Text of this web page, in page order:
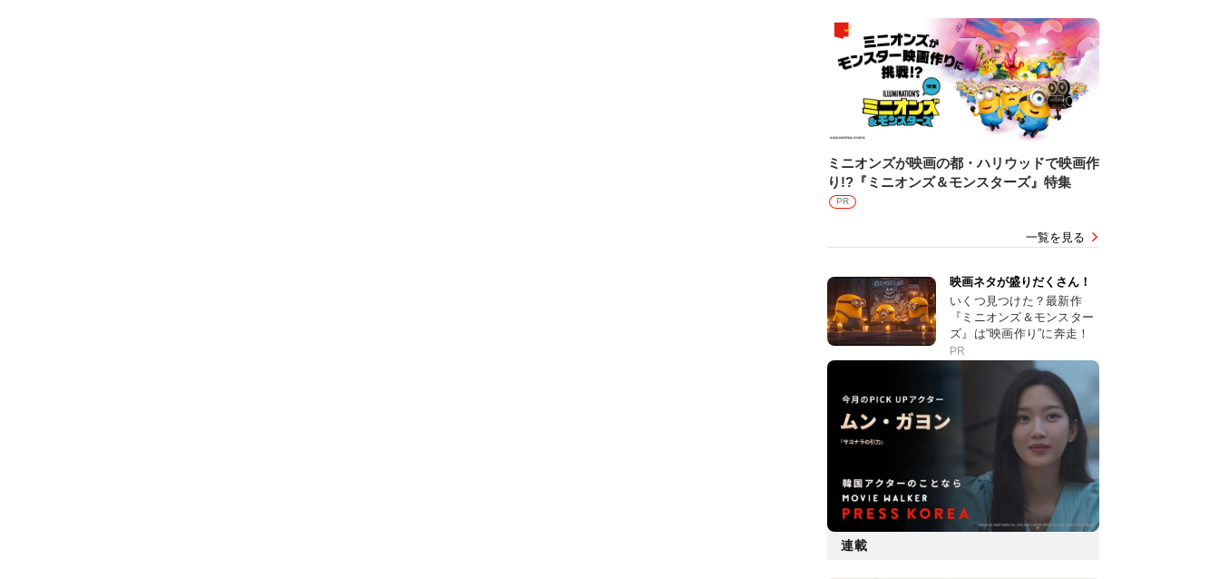
ミニオンズが映画の都・ハリウッドで映画作
り!?『ミニオンズ＆モンスターズ』特集
PR
一覧を見る
映画ネタが盛りだくさん！
いくつ見つけた？最新作
『ミニオンズ＆モンスター
ズ』は“映画作り”に奔走！
PR
連載